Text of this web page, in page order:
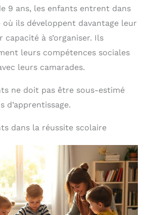
9 ans, les enfants entrent dans
où ils développent davantage leur
à s’organiser. Ils
leurs compétences sociales
leurs camarades.
ne doit pas être sous-estimé
d’apprentissage.
dans la réussite scolaire